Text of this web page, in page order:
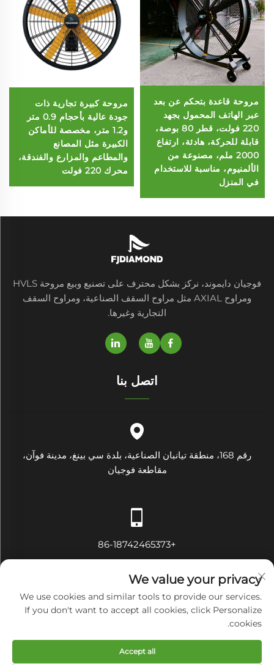
مروحة قاعدة بتحكم عن بعد
عبر الهاتف المحمول بجهد
220 فولت، قطر 80 بوصة،
قابلة للحركة، هادئة، ارتفاع
2000 ملم، مصنوعة من
الألمنيوم، مناسبة للاستخدام
في المنزل
مروحة كبيرة تجارية ذات
جودة عالية بأحجام 0.9 متر
و1.2 متر، مخصصة للأماكن
الكبيرة مثل المصانع
والمطاعم والمزارع والفندقة،
محرك 220 فولت
فوجيان دايموند، نركز بشكل محترف على تصنيع وبيع مروحة HVLS
ومراوح AXIAL مثل مراوح السقف الصناعية، ومراوح السقف
التجارية وغيرها.
اتصل بنا
رقم 168، منطقة تيانبان الصناعية، بلدة سي بينغ، مدينة فوآن،
مقاطعة فوجيان
+86-18742465373
[email protected]
We value your privacy
We use cookies and similar tools to provide our services.
If you don't want to accept all cookies, click Personalize
cookies.
Accept all